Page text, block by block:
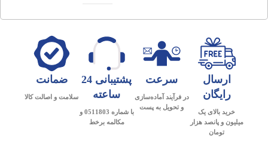
ارسال
رایگان
خرید بالای یک
میلیون و پانصد هزار
تومان
سرعت
در فرآیند آماده‌سازی
و تحویل به پست
پشتیبانی 24
ساعته
با شماره 0511803 و
مکالمه برخط
ضمانت
سلامت و اصالت کالا